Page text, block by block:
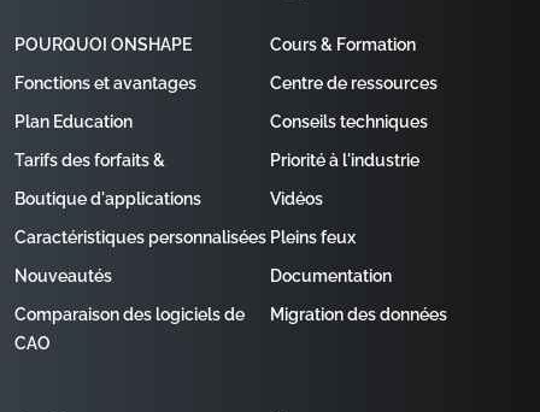
POURQUOI ONSHAPE
Fonctions et avantages
Plan Education
Tarifs des forfaits &
Boutique d'applications
Caractéristiques personnalisées
Nouveautés
Comparaison des logiciels de
CAO
Cours & Formation
Centre de ressources
Conseils techniques
Priorité à l'industrie
Vidéos
Pleins feux
Documentation
Migration des données